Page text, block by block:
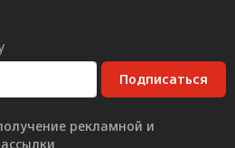
Подписаться
рекламной и